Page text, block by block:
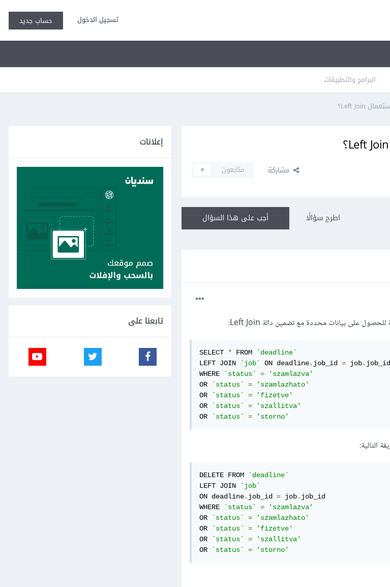
تسجيل الدخول حساب جديد
البرامج والتطبيقات
مشاركة متابعون 0
أجب على هذا السؤال اطرح سؤالًا
SELECT * FROM
`deadline`
LEFT JOIN
`job` ON deadline. job_id = job. job_id
WHERE
`status` =
'szamlazva'
OR
`status` =
'szamlazhato'
OR
`status` =
'fizetve'
OR
`status` =
'szallitva'
OR
`status` = 'storno'
DELETE FROM
`deadline`
LEFT JOIN
`job`
ON deadline. job_id = job. job_id
WHERE
`status` =
'szamlazva'
OR
`status` =
'szamlazhato'
OR
`status` =
'fizetve'
OR
`status` =
'szallitva'
OR
`status` = 'storno'
إعلانات
تابعنا على